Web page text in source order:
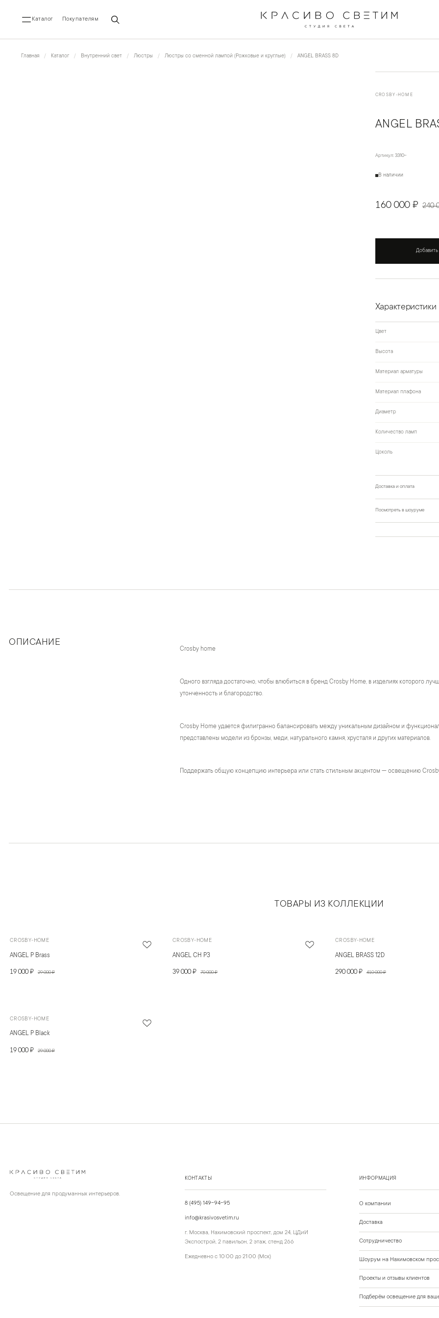
Каталог Покупателям
Главная Каталог Внутренний свет Люстры Люстры со сменной лампой (Рожковые и круглые) ANGEL BRASS 8D
CROSBY-HOME
ANGEL
Артикул: 3310-
В наличии
160 000 ₽ 240
Характеристики
Цвет
Высота
Материал арматуры
Материал плафона
Диаметр
Количество ламп
Цоколь
Доставка и оплата
Посмотреть в шоуруме
ОПИСАНИЕ
Crosby home
Одного взгляда достаточно, чтобы влюбиться в бренд Crosby Home, в изделиях которого
утонченность и благородство.
Crosby Home удается филигранно балансировать между уникальным дизайном и
представлены модели из бронзы, меди, натурального камня, хрусталя и других материалов.
Поддержать общую концепцию интерьера или стать стильным акцентом — освещению
ТОВАРЫ ИЗ КОЛЛЕКЦИИ
CROSBY-HOME
ANGEL P Brass
19 000 ₽ 29 000 ₽
CROSBY-HOME
ANGEL CH P3
39 000 ₽ 70 000 ₽
CROSBY-HOME
ANGEL BRASS 12D
290 000 ₽ 410 000 ₽
CROSBY-HOME
ANGEL P Black
19 000 ₽ 29 000 ₽
Освещение для продуманных интерьеров.
КОНТАКТЫ
8 (495) 149-94-95
info@krasivosvetim.ru
г. Москва, Нахимовский проспект, дом 24, ЦДиИ
Экспострой, 2 павильон, 2 этаж, стенд 266
Ежедневно с 10:00 до 21:00 (Мск)
ИНФОРМАЦИЯ
О компании
Доставка
Сотрудничество
Шоурум на Нахимовском
Проекты и отзывы клиентов
Подберём освещение для